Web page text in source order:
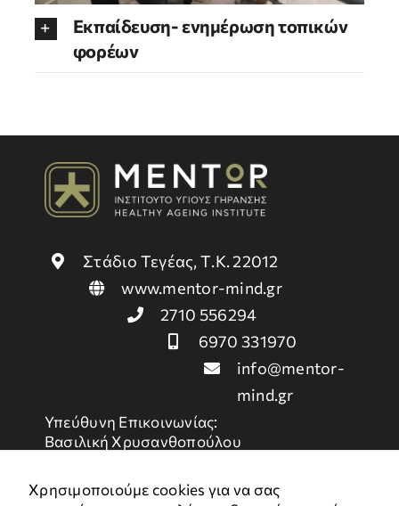
Εκπαίδευση- ενημέρωση τοπικών
φορέων
Στάδιο Τεγέας, Τ.Κ. 22012
www.mentor-mind.gr
2710 556294
6970 331970
info@mentor-
mind.gr
Υπεύθυνη Επικοινωνίας:
Βασιλική Χρυσανθοπούλου
Χρήσιμοι Σύνδεσμοι
Χρησιμοποιούμε cookies για να σας